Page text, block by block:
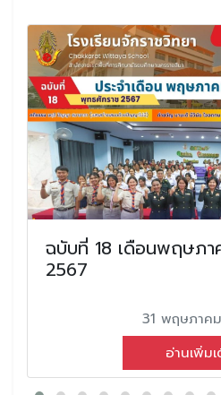
ฉบับที่ 18 เดือนพฤษภ
2567
31 พฤษภาค
อ่านเพิ่ม